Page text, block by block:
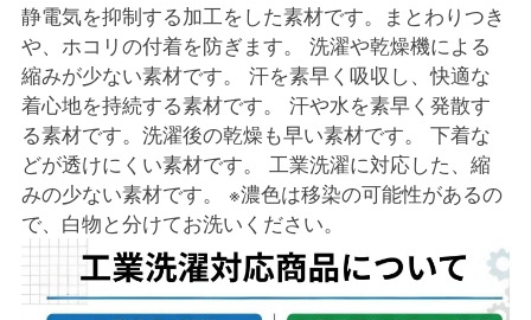
静電気を抑制する加工をした素材です。まとわりつき
や、ホコリの付着を防ぎます。 洗濯や乾燥機による
縮みが少ない素材です。 汗を素早く吸収し、快適な
着心地を持続する素材です。 汗や水を素早く発散す
る素材です。洗濯後の乾燥も早い素材です。 下着な
どが透けにくい素材です。 工業洗濯に対応した、縮
みの少ない素材です。 ※濃色は移染の可能性があるの
で、白物と分けてお洗いください。